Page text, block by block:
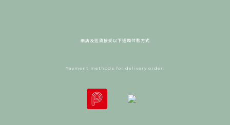
網店及送貨接受以下遙距付款方式
Payment methods for delivery order: